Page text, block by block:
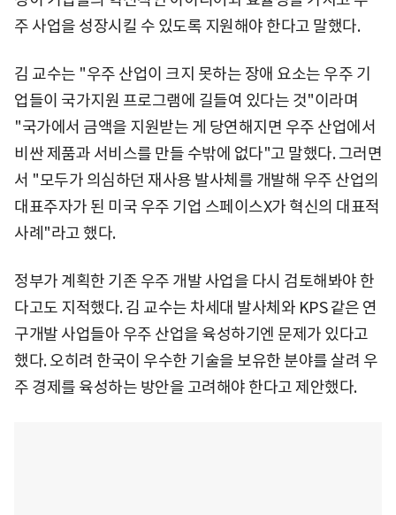
주 사업을 성장시킬 수 있도록 지원해야 한다고 말했다.
김 교수는 "우주 산업이 크지 못하는 장애 요소는 우주 기
업들이 국가지원 프로그램에 길들여 있다는 것"이라며
"국가에서 금액을 지원받는 게 당연해지면 우주 산업에서
비싼 제품과 서비스를 만들 수밖에 없다"고 말했다. 그러면
서 "모두가 의심하던 재사용 발사체를 개발해 우주 산업의
대표주자가 된 미국 우주 기업 스페이스X가 혁신의 대표적
사례"라고 했다.
정부가 계획한 기존 우주 개발 사업을 다시 검토해봐야 한
다고도 지적했다. 김 교수는 차세대 발사체와 KPS 같은 연
구개발 사업들아 우주 산업을 육성하기엔 문제가 있다고
했다. 오히려 한국이 우수한 기술을 보유한 분야를 살려 우
주 경제를 육성하는 방안을 고려해야 한다고 제안했다.